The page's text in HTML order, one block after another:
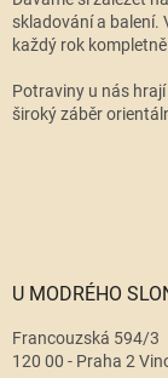
skladování a balení.
každý rok
Potraviny u nás
široký záběr
U MODRÉHO
Francouzská 594/3
120 00 - Praha 2